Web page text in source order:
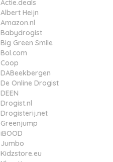
Actie.deals
Albert Heijn
Amazon.nl
Babydrogist
Big Green Smile
Bol.com
Coop
DABeekbergen
De Online Drogist
DEEN
Drogist.nl
Drogisterij.net
Greenjump
iBOOD
Jumbo
Kidzstore.eu